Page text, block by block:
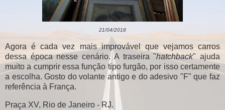
21/04/2018
Agora é cada vez mais improvável que vejamos carros
dessa época nesse cenário. A traseira "hatchback" ajuda
muito a cumprir essa função tipo furgão, por isso certamente
a escolha. Gosto do volante antigo e do adesivo "F" que faz
referência à França.
Praça XV, Rio de Janeiro - RJ.